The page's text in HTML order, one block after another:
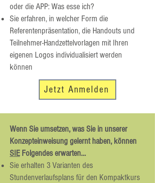
oder die APP: Was esse ich?
Sie erfahren, in welcher Form die
Referentenpräsentation, die Handouts und
Teilnehmer-Handzettelvorlagen mit Ihren
eigenen Logos individualisiert werden
können
Jetzt Anmelden
Wenn Sie umsetzen, was Sie in unserer
Konzepteinweisung gelernt haben, können
SIEFolgendes erwarten…
Sie erhalten 3 Varianten des
Stundenverlaufsplans für den Kompaktkurs